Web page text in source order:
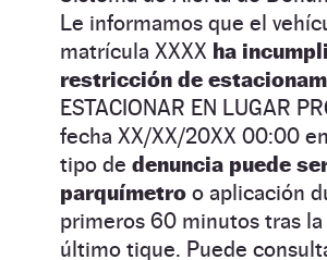
Le informamos que el
matrícula XXXX ha
restricción de
ESTACIONAR EN LUGAR
fecha XX/XX/20XX 00:00
tipo de denuncia puede
parquímetro o aplicación
primeros 60 minutos tras
último tique. Puede